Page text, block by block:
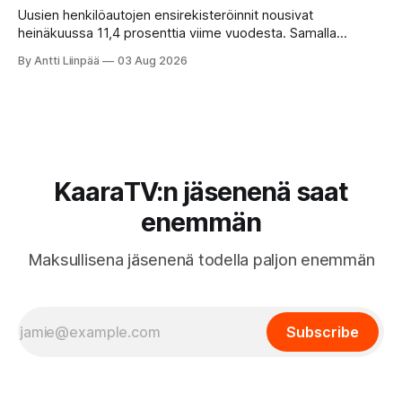
Uusien henkilöautojen ensirekisteröinnit nousivat
heinäkuussa 11,4 prosenttia viime vuodesta. Samalla
alkuvuonna rekisteröidyistä henkilöautoista oli
By Antti Liinpää 03 Aug 2026
KaaraTV:n jäsenenä saat
enemmän
Maksullisena jäsenenä todella paljon enemmän
Subscribe